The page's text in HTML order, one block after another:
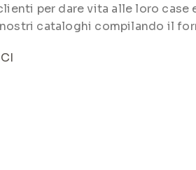
per dare vita alle loro
cataloghi compilando il